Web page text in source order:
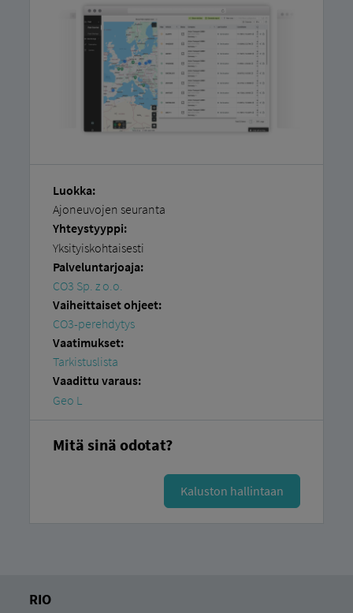
Luokka:
Ajoneuvojen seuranta
Yhteystyyppi:
Yksityiskohtaisesti
Palveluntarjoaja:
CO3 Sp. z o.o.
Vaiheittaiset ohjeet:
CO3-perehdytys
Vaatimukset:
Tarkistuslista
Vaadittu varaus:
Geo L
Mitä sinä odotat?
Kaluston hallintaan
RIO